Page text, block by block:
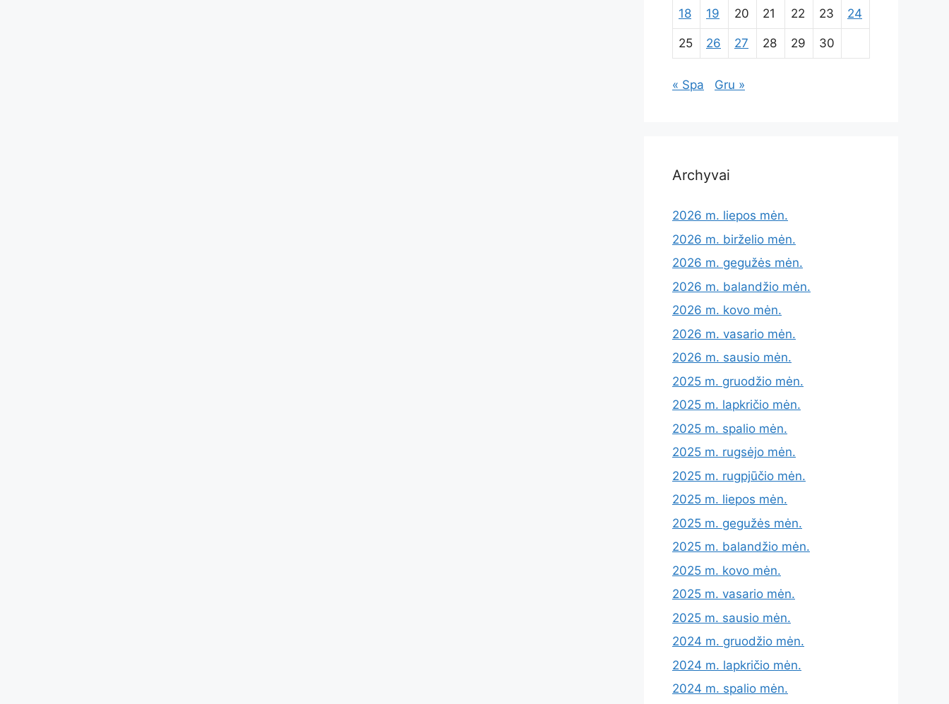
18 19 20 21 22 23 24
25 26 27 28 29 30
« Spa Gru »
Archyvai
2026 m. liepos mėn.
2026 m. birželio mėn.
2026 m. gegužės mėn.
2026 m. balandžio mėn.
2026 m. kovo mėn.
2026 m. vasario mėn.
2026 m. sausio mėn.
2025 m. gruodžio mėn.
2025 m. lapkričio mėn.
2025 m. spalio mėn.
2025 m. rugsėjo mėn.
2025 m. rugpjūčio mėn.
2025 m. liepos mėn.
2025 m. gegužės mėn.
2025 m. balandžio mėn.
2025 m. kovo mėn.
2025 m. vasario mėn.
2025 m. sausio mėn.
2024 m. gruodžio mėn.
2024 m. lapkričio mėn.
2024 m. spalio mėn.